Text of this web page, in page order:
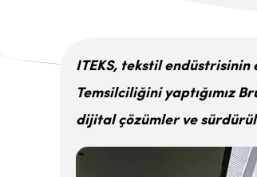
ITEKS, tekstil endüstrisinin
Temsilciliğini yaptığımız
dijital çözümler ve